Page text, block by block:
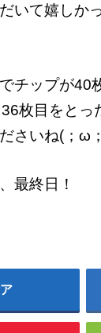
いて嬉しか
チップが40
枚目をとっ
さいね(；ω
最終日！